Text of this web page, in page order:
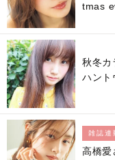
tmas
秋冬
ハント
雑誌連
高橋愛